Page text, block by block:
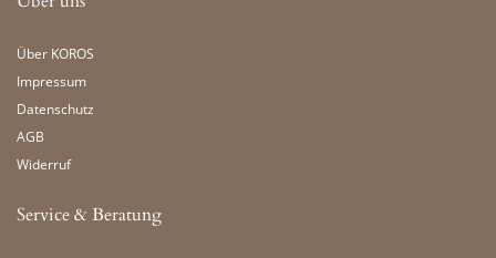
Über KOROS
Impressum
Datenschutz
AGB
Widerruf
Service & Beratung